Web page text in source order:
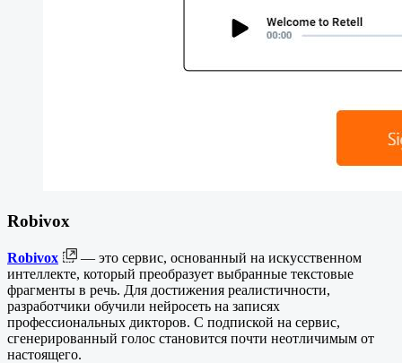
Robivox
Robivox
— это сервис, основанный на искусственном
интеллекте, который преобразует выбранные текстовые
фрагменты в речь. Для достижения реалистичности,
разработчики обучили нейросеть на записях
профессиональных дикторов. С подпиской на сервис,
сгенерированный голос становится почти неотличимым от
настоящего.